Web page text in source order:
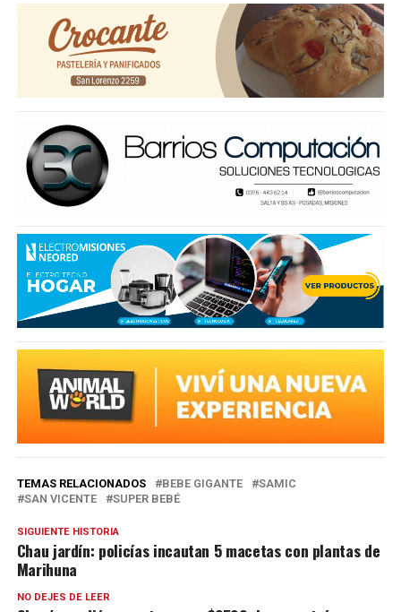
TEMAS RELACIONADOS BEBE GIGANTE
SAMIC
SAN VICENTE
SUPER BEBÉ
SIGUIENTE HISTORIA
Chau jardín: policías incautan 5 macetas con plantas de
Marihuna
NO DEJES DE LEER